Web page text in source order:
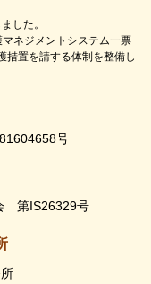
した。
ネジメントシステム一票
措置を請する体制を整備し
号
第IS26329号